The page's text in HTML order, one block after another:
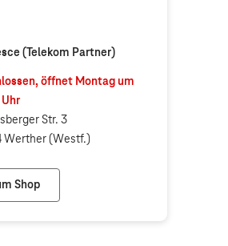
(Telekom Partner)
öffnet Montag um
Uhr
Str. 3
Werther (Westf.)
Shop
Sandra Pesce (Telekom Partner)